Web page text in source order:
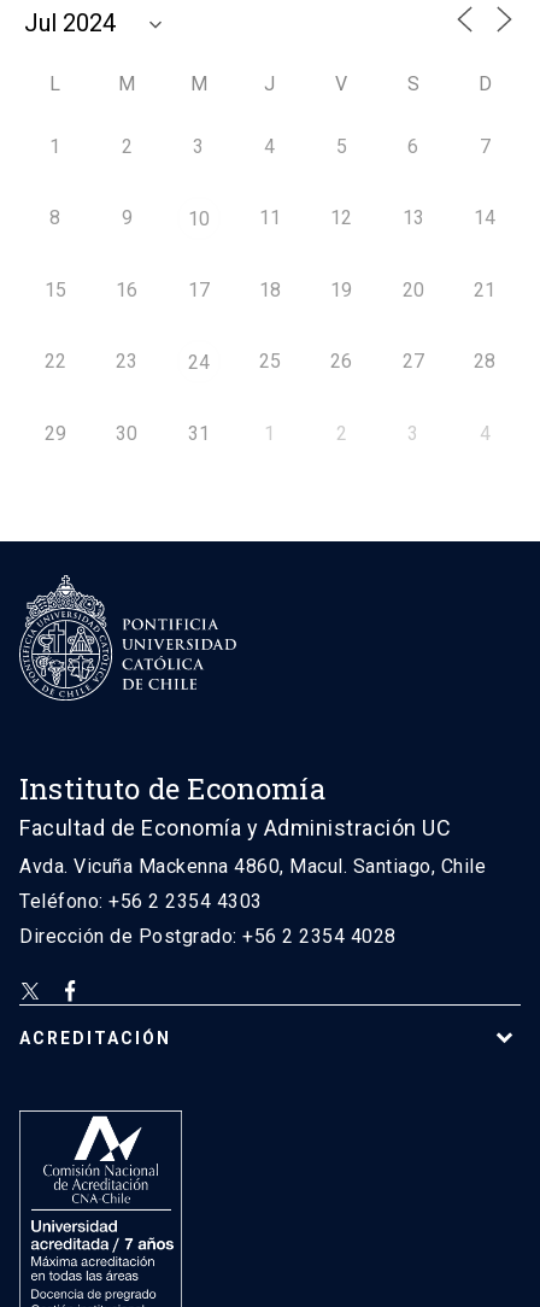
L M M J V S D
1 2 3 4 5 6 7
8 9 10 11 12 13 14
15 16 17 18 19 20 21
22 23 24 25 26 27 28
29 30 31 1 2 3 4
Instituto de Economía
Facultad de Economía y Administración UC
Avda. Vicuña Mackenna 4860, Macul. Santiago, Chile
Teléfono: +56 2 2354 4303
Dirección de Postgrado: +56 2 2354 4028
ACREDITACIÓN